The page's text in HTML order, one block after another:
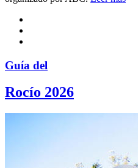
Guía del
Rocío 2026